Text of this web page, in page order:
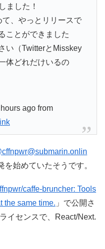
ました！
、やっとリリースで
ことができました
い（TwitterとMisskey
体どれだけいるの
ago from
を始めていたそうです。
caffe-bruncher: Tools
the same time. 」で公開さ
イセンスで、React/Next.